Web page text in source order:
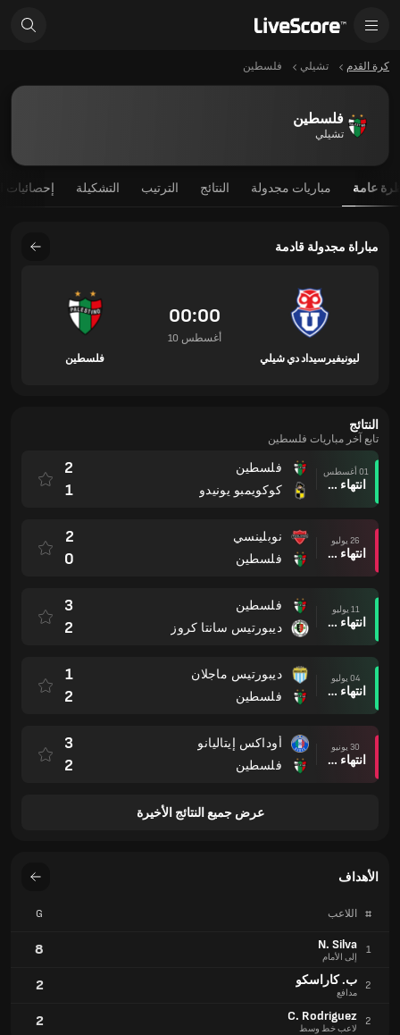
كرة القدم تشيلي فلسطين
فلسطين
تشيلي
عامة مباريات مجدولة النتائج الترتيب التشكيلة إحصائيات
مباراة مجدولة قادمة
ليونيفيرسيداد دي شيلي
00:00
10 أغسطس
فلسطين
النتائج
تابع آخر مباريات فلسطين
01 أغسطس
انتهاء وقت المباراة
فلسطين
كوكويمبو يونيدو
2
1
26 يوليو
انتهاء وقت المباراة
نوبلينسي
فلسطين
2
0
11 يوليو
انتهاء وقت المباراة
فلسطين
ديبورتيس سانتا كروز
3
2
04 يوليو
انتهاء وقت المباراة
ديبورتيس ماجلان
فلسطين
1
2
30 يونيو
انتهاء وقت المباراة
أوداكس إيتاليانو
فلسطين
3
2
عرض جميع النتائج الأخيرة
الأهداف
# اللاعب G
1
N. Silva
إلى الأمام 8
2 ب. كاراسكو
مدافع 2
2
C. Rodriguez
لاعب خط وسط 2